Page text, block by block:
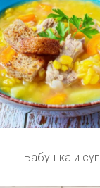
Бабушка и суп